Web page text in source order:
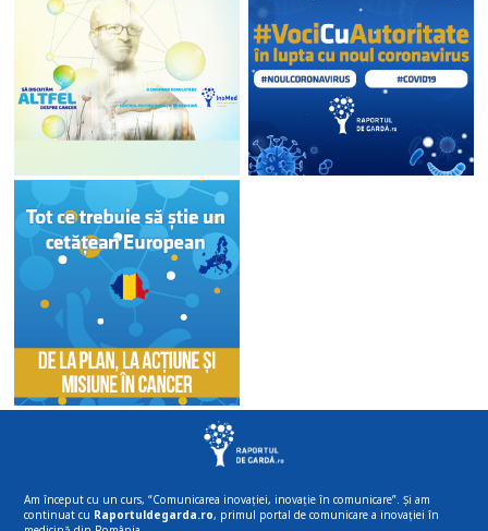
Am început cu un curs, “Comunicarea inovației, inovație în comunicare”. Și am
continuat cu Raportuldegarda.ro, primul portal de comunicare a inovației în